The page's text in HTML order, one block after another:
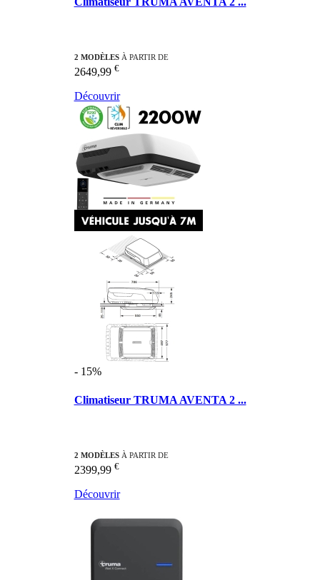
2 MODÈLESÀ PARTIR DE
2649,99 €
Découvrir
- 15%
Climatiseur TRUMA AVENTA 2 ...
2 MODÈLESÀ PARTIR DE
2399,99 €
Découvrir